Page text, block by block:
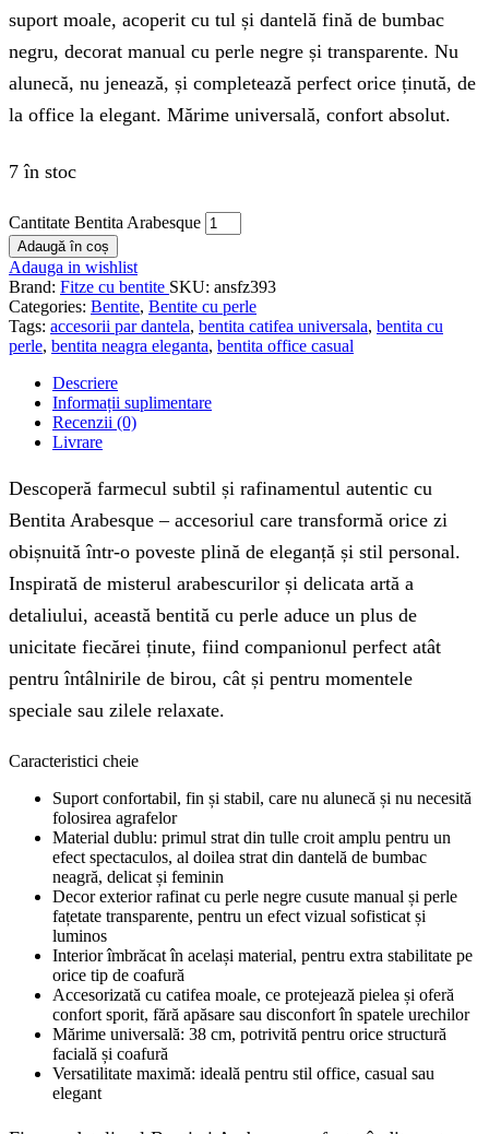
suport moale, acoperit cu tul și dantelă fină de bumbac
negru, decorat manual cu perle negre și transparente. Nu
alunecă, nu jenează, și completează perfect orice ținută, de
la office la elegant. Mărime universală, confort absolut.
7 în stoc
Cantitate Bentita Arabesque
Adaugă în coș
Adauga in wishlist
Brand: Fitze cu bentite SKU: ansfz393
Categories: Bentite, Bentite cu perle
Tags: accesorii par dantela, bentita catifea universala, bentita cu
perle, bentita neagra eleganta, bentita office casual
Descriere
Informații suplimentare
Recenzii (0)
Livrare
Descoperă farmecul subtil și rafinamentul autentic cu
Bentita Arabesque – accesoriul care transformă orice zi
obișnuită într-o poveste plină de eleganță și stil personal.
Inspirată de misterul arabescurilor și delicata artă a
detaliului, această bentită cu perle aduce un plus de
unicitate fiecărei ținute, fiind companionul perfect atât
pentru întâlnirile de birou, cât și pentru momentele
speciale sau zilele relaxate.
Caracteristici cheie
Suport confortabil, fin și stabil, care nu alunecă și nu necesită
folosirea agrafelor
Material dublu: primul strat din tulle croit amplu pentru un
efect spectaculos, al doilea strat din dantelă de bumbac
neagră, delicat și feminin
Decor exterior rafinat cu perle negre cusute manual și perle
fațetate transparente, pentru un efect vizual sofisticat și
luminos
Interior îmbrăcat în același material, pentru extra stabilitate pe
orice tip de coafură
Accesorizată cu catifea moale, ce protejează pielea și oferă
confort sporit, fără apăsare sau disconfort în spatele urechilor
Mărime universală: 38 cm, potrivită pentru orice structură
facială și coafură
Versatilitate maximă: ideală pentru stil office, casual sau
elegant